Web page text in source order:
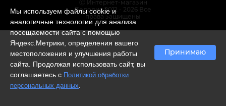
Мы используем файлы cookie и
аналогичные технологии для анализа
посещаемости сайта с помощью
Яндекс.Метрики, определения вашего
местоположения и улучшения работы
сайта. Продолжая использовать сайт, вы
соглашаетесь с Политикой обработки
персональных данных
Принимаю
Ⓒ Интернет-магазин
Белорис 2012 - 2026 Все
права защищены